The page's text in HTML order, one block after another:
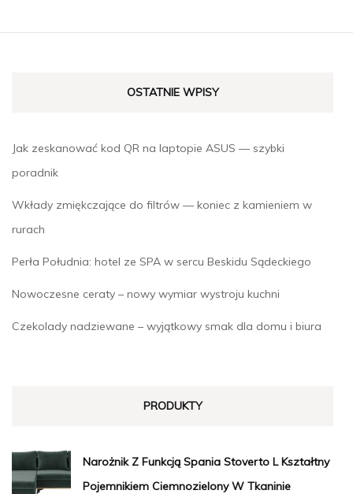
OSTATNIE WPISY
Jak zeskanować kod QR na laptopie ASUS — szybki
poradnik
Wkłady zmiękczające do filtrów — koniec z kamieniem w
rurach
Perła Południa: hotel ze SPA w sercu Beskidu Sądeckiego
Nowoczesne ceraty – nowy wymiar wystroju kuchni
Czekolady nadziewane – wyjątkowy smak dla domu i biura
PRODUKTY
Narożnik Z Funkcją Spania Stoverto L Kształtny
Pojemnikiem Ciemnozielony W Tkaninie